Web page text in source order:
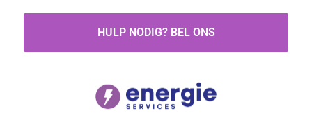
HULP NODIG? BEL ONS